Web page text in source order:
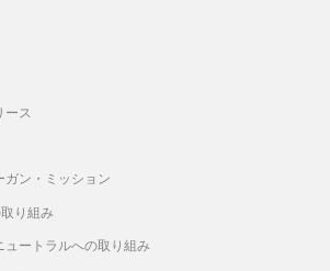
ース
ガン・ミッション
り組み
ュートラルへの取り組み